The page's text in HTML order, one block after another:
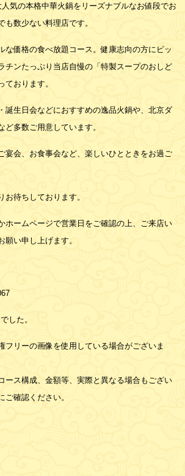
気の本格中華火鍋をリーズナブルなお値段でお
数少ない料理店です。
な価格の食べ放題コース。健康志向の方にピッ
チンたっぷり当店自慢の「特製スープのおしど
ております。
誕生日会などにおすすめの逸品火鍋や、北京ダ
ど多数ご用意しています。
宴会、お食事会など、楽しいひとときをお過ご
お待ちしております。
ホームページで営業日をご確認の上、ご来店い
願い申し上げます。
した。
フリーの画像を使用している場合がございま
ース構成、金額等、実際と異なる場合もござい
ご確認ください。